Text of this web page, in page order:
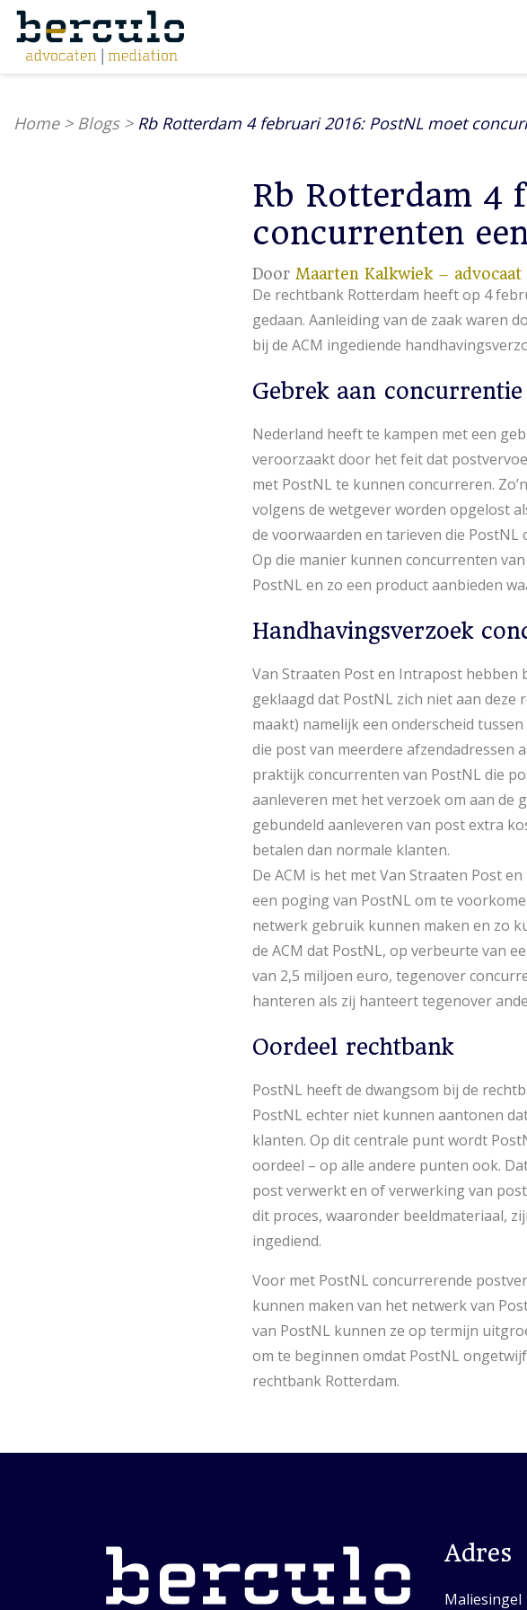
Home> Blogs> Rb Rotterdam 4 februari 2016: PostNL moet
Rb Rotterdam 4
concurrenten
Door Maarten Kalkwiek – advocaat
De rechtbank Rotterdam heeft op 4
gedaan. Aanleiding van de zaak waren
bij de ACM ingediende
Gebrek aan concurrentie
Nederland heeft te kampen met een
veroorzaakt door het feit dat
met PostNL te kunnen concurreren.
volgens de wetgever worden opgelost
de voorwaarden en tarieven die
Op die manier kunnen concurrenten
PostNL en zo een product aanbieden
Handhavingsverzoek
Van Straaten Post en Intrapost hebben
geklaagd dat PostNL zich niet aan
maakt) namelijk een onderscheid
die post van meerdere afzendadressen
praktijk concurrenten van PostNL die
aanleveren met het verzoek om aan de
gebundeld aanleveren van post extra
betalen dan normale klanten.
De ACM is het met Van Straaten Post
een poging van PostNL om te
netwerk gebruik kunnen maken en zo
de ACM dat PostNL, op verbeurte van
van 2,5 miljoen euro, tegenover
hanteren als zij hanteert tegenover
Oordeel rechtbank
PostNL heeft de dwangsom bij de
PostNL echter niet kunnen aantonen
klanten. Op dit centrale punt wordt
oordeel – op alle andere punten ook.
post verwerkt en of verwerking van
dit proces, waaronder beeldmateriaal,
ingediend.
Voor met PostNL concurrerende
kunnen maken van het netwerk van
van PostNL kunnen ze op termijn
om te beginnen omdat PostNL
rechtbank Rotterdam.
Adres
Maliesingel